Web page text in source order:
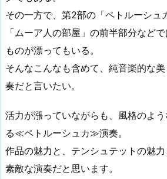
その一方で、第2部の「ペトルーシュ
「ムーア人の部屋」の前半部分など
ものが漂ってもいる。
そんなこんなも含めて、純音楽的な
奏だと言いたい。
活力が漲っていながらも、風格のよ
る≪ペトルーシュカ≫演奏。
作品の魅力と、テンシュテットの魅力
素敵な演奏だと思います。